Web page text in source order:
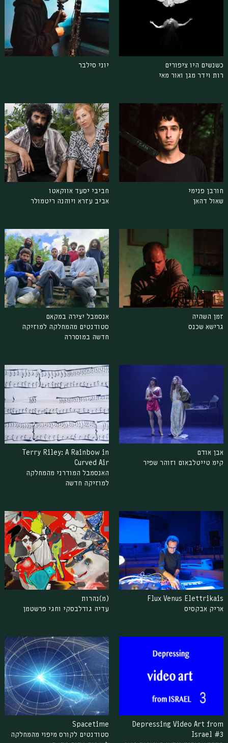
כשנשים היו ציפורים
רות וידר מגן ואור מאי
יוני סילבר
חורבן פנימי
שאול דהאן
חביבי יסעד אווקאטו
אביב עזרא ויוהנה ריטמולר
זמן השהיה
גרישא שכנס
אנסמבל יצירה במקאם
סטודנטים מהמחלקה למוזיקה
חדשה במוסררה
אבן אודם
קימ טייטלבאום וזוהר שפיר
Terry Riley: A Rainbow in
Curved Air
האנסמבל המודרני מהמחלקה
למוזיקה חדשה
Flux Venus Elettrikais
אריק אבקסיס
(מ)נהרות
עדיה גודלבסקי וחגי פרשטמן
Depressing Video Art from
Israel #3
Spacetime
סטודנטים לקורס מיפוי מהמחלקה